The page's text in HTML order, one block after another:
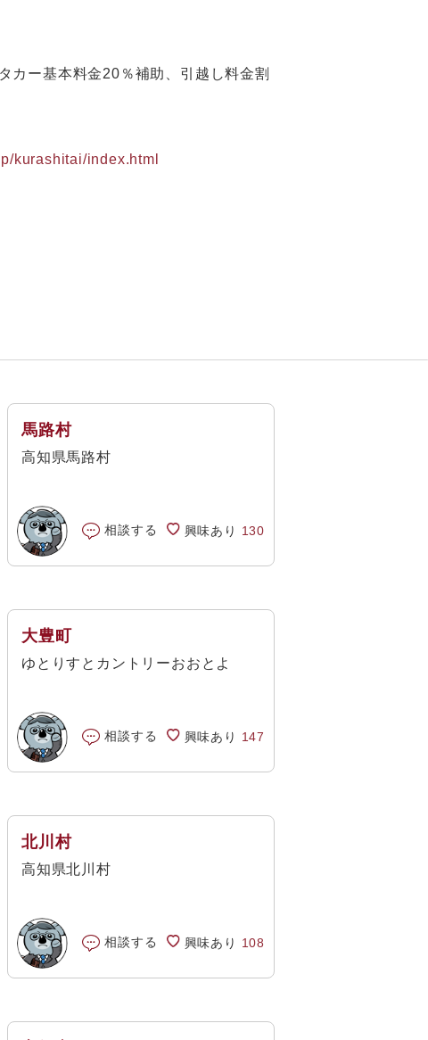
カー基本料金20％補助、引越し料金割
kurashitai/index.html
馬路村
高知県馬路村
相談する 興味あり 130
大豊町
ゆとりすとカントリーおおとよ
相談する 興味あり 147
北川村
高知県北川村
相談する 興味あり 108